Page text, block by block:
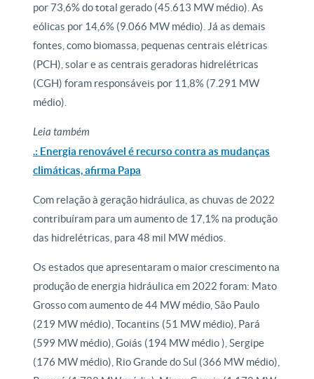
por 73,6% do total gerado (45.613 MW médio). As
eólicas por 14,6% (9.066 MW médio). Já as demais
fontes, como biomassa, pequenas centrais elétricas
(PCH), solar e as centrais geradoras hidrelétricas
(CGH) foram responsáveis por 11,8% (7.291 MW
médio).
Leia também
.: Energia renovável é recurso contra as mudanças
climáticas, afirma Papa
Com relação à geração hidráulica, as chuvas de 2022
contribuíram para um aumento de 17,1% na produção
das hidrelétricas, para 48 mil MW médios.
Os estados que apresentaram o maior crescimento na
produção de energia hidráulica em 2022 foram: Mato
Grosso com aumento de 44 MW médio, São Paulo
(219 MW médio), Tocantins (51 MW médio), Pará
(599 MW médio), Goiás (194 MW médio ), Sergipe
(176 MW médio), Rio Grande do Sul (366 MW médio),